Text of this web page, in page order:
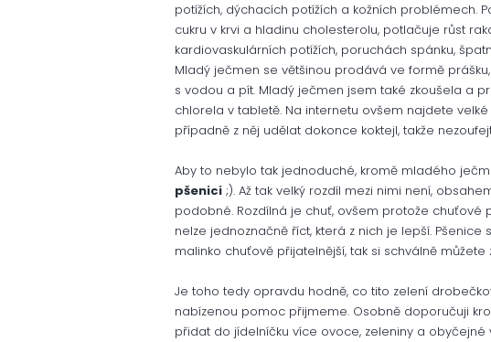
potížích, dýchacích potížích a kožních problémech.
cukru v krvi a hladinu cholesterolu, potlačuje růst
kardiovaskulárních potížích, poruchách spánku,
Mladý ječmen se většinou prodává ve formě
s vodou a pít. Mladý ječmen jsem také zkoušela a
chlorela v tabletě. Na internetu ovšem najdete
případně z něj udělat dokonce koktejl, takže
Aby to nebylo tak jednoduché, kromě mladého
pšenici ;). Až tak velký rozdíl mezi nimi není,
podobné. Rozdílná je chuť, ovšem protože chuťové
nelze jednoznačně říct, která z nich je lepší.
malinko chuťově přijatelnější, tak si schválně
Je toho tedy opravdu hodně, co tito zelení
nabízenou pomoc přijmeme. Osobně doporučuji
přidat do jídelníčku více ovoce, zeleniny a obyčejné